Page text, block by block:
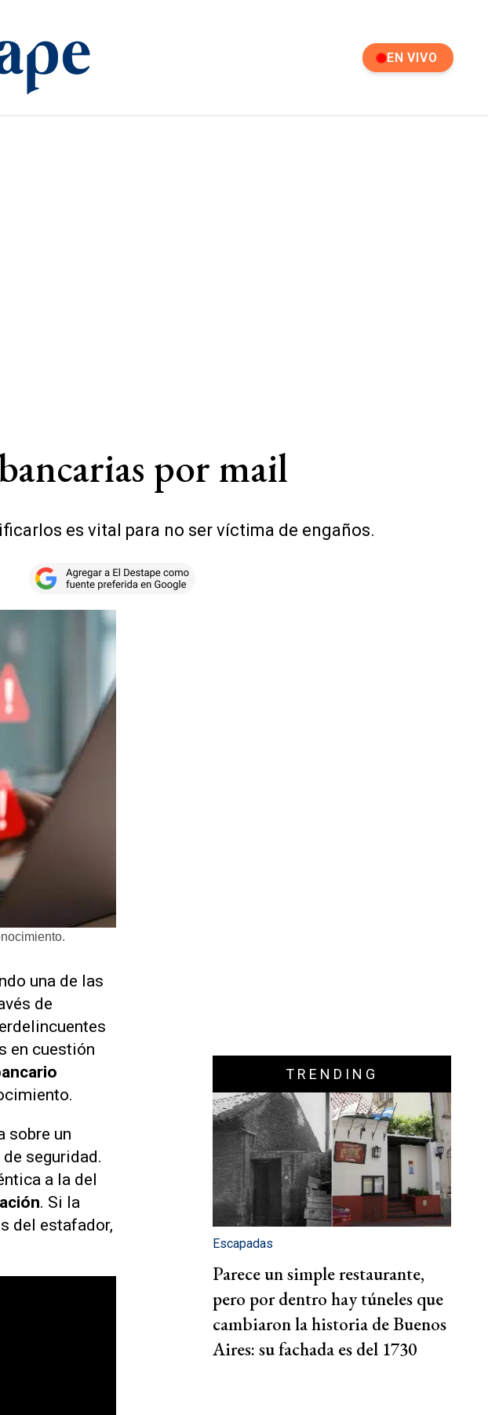
EN VIVO
por mail
es vital para no ser víctima de engaños.
una de las
de
en cuestión
sobre un
seguridad.
a la del
. Si la
del estafador,
TRENDING
Escapadas
Parece un simple restaurante,
pero por dentro hay túneles que
cambiaron la historia de Buenos
Aires: su fachada es del 1730